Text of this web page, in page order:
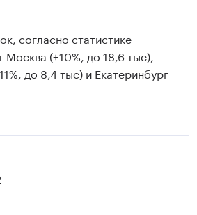
согласно статистике
(+10%, до 18,6 тыс),
до 8,4 тыс) и Екатеринбург